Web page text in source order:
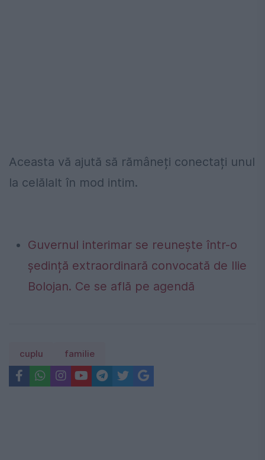
Aceasta vă ajută să rămâneți conectați unul
la celălalt în mod intim.
Guvernul interimar se reunește într-o
ședință extraordinară convocată de Ilie
Bolojan. Ce se află pe agendă
cuplu familie